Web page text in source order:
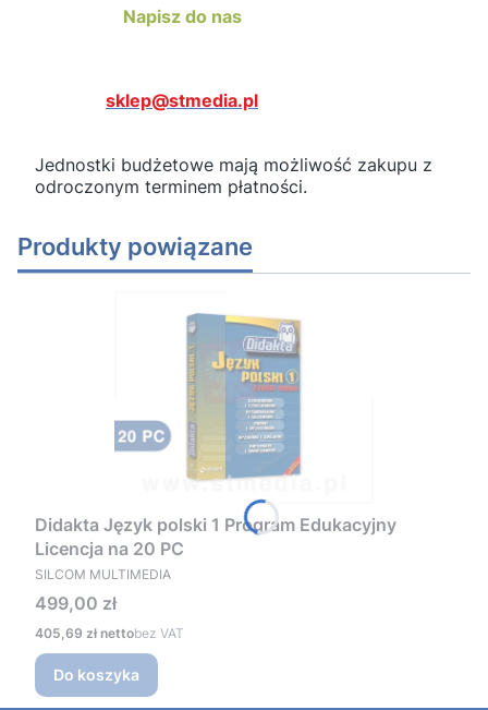
Napisz do nas
sklep@stmedia.pl
Jednostki budżetowe mają możliwość zakupu z
odroczonym terminem płatności.
Produkty powiązane
Didakta Język polski 1 Program Edukacyjny
Licencja na 20 PC
PRODUCENT
SILCOM MULTIMEDIA
Cena
499,00 zł
Cena
405,69 zł bez VAT
Do koszyka